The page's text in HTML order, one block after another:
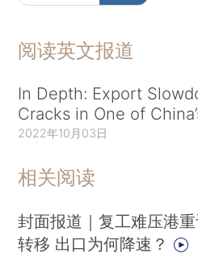
阅读英文报道
In Depth: Export
Cracks in One of
2022年10月03日
相关阅读
封面报道｜复工难压港
转移 出口为何降速？